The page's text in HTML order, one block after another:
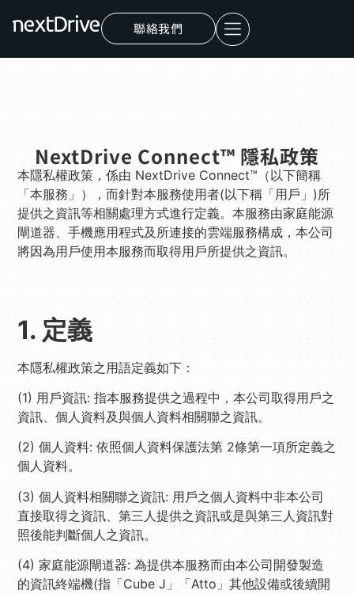
聯絡我們
NextDrive Connect™ 隱私政策
本隱私權政策，係由 NextDrive Connect™（以下簡稱
「本服務」），而針對本服務使用者(以下稱「用戶」)所
提供之資訊等相關處理方式進行定義。本服務由家庭能源
閘道器、手機應用程式及所連接的雲端服務構成，本公司
將因為用戶使用本服務而取得用戶所提供之資訊。
1. 定義
本隱私權政策之用語定義如下：
(1) 用戶資訊: 指本服務提供之過程中，本公司取得用戶之
資訊、個人資料及與個人資料相關聯之資訊。
(2) 個人資料: 依照個人資料保護法第 2條第一項所定義之
個人資料。
(3) 個人資料相關聯之資訊: 用戶之個人資料中非本公司
直接取得之資訊、第三人提供之資訊或是與第三人資訊對
照後能判斷個人之資訊。
(4) 家庭能源閘道器: 為提供本服務而由本公司開發製造
的資訊終端機(指「Cube J」「Atto」其他設備或後續開